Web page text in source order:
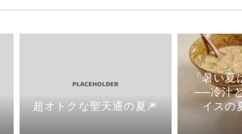
超オトクな聖天通の夏🎆
「暑い
──冷汁
イスの